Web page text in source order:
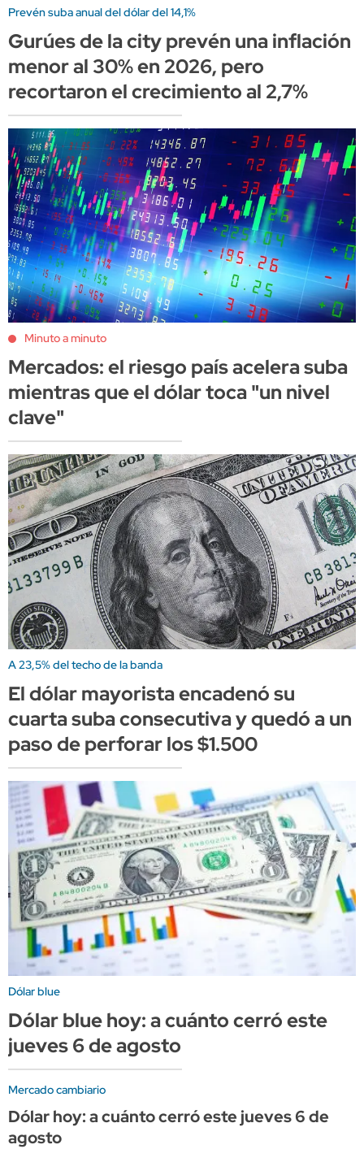
Prevén suba anual del dólar del 14,1%
Gurúes de la city prevén una inflación
menor al 30% en 2026, pero
recortaron el crecimiento al 2,7%
Minuto a minuto
Mercados: el riesgo país acelera suba
mientras que el dólar toca "un nivel
clave"
A 23,5% del techo de la banda
El dólar mayorista encadenó su
cuarta suba consecutiva y quedó a un
paso de perforar los $1.500
Dólar blue
Dólar blue hoy: a cuánto cerró este
jueves 6 de agosto
Mercado cambiario
Dólar hoy: a cuánto cerró este jueves 6 de
agosto